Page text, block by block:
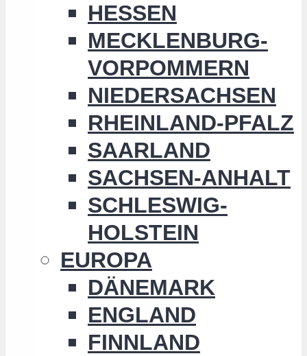
HESSEN
MECKLENBURG-
VORPOMMERN
NIEDERSACHSEN
RHEINLAND-PFALZ
SAARLAND
SACHSEN-ANHALT
SCHLESWIG-
HOLSTEIN
EUROPA
DÄNEMARK
ENGLAND
FINNLAND